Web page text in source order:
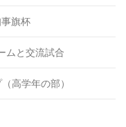
旗杯
ムと交流試合
高学年の部）